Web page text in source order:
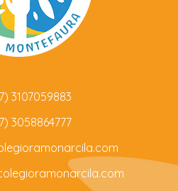
3107059883
3058864777
com
com